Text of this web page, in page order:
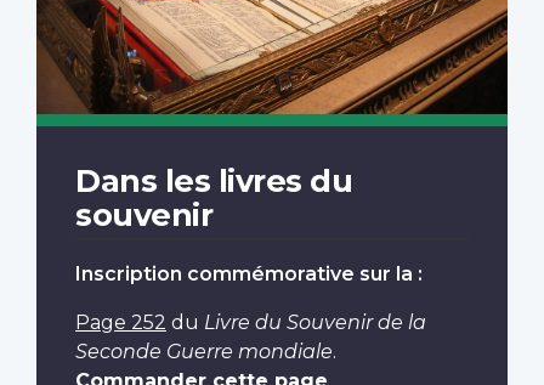
Dans les livres du
souvenir
Inscription commémorative sur la :
Page 252 du Livre du Souvenir de la
Seconde Guerre mondiale.